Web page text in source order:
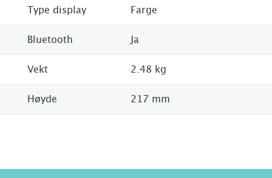
Type display Farge
Bluetooth Ja
Vekt 2.48 kg
Høyde 217 mm